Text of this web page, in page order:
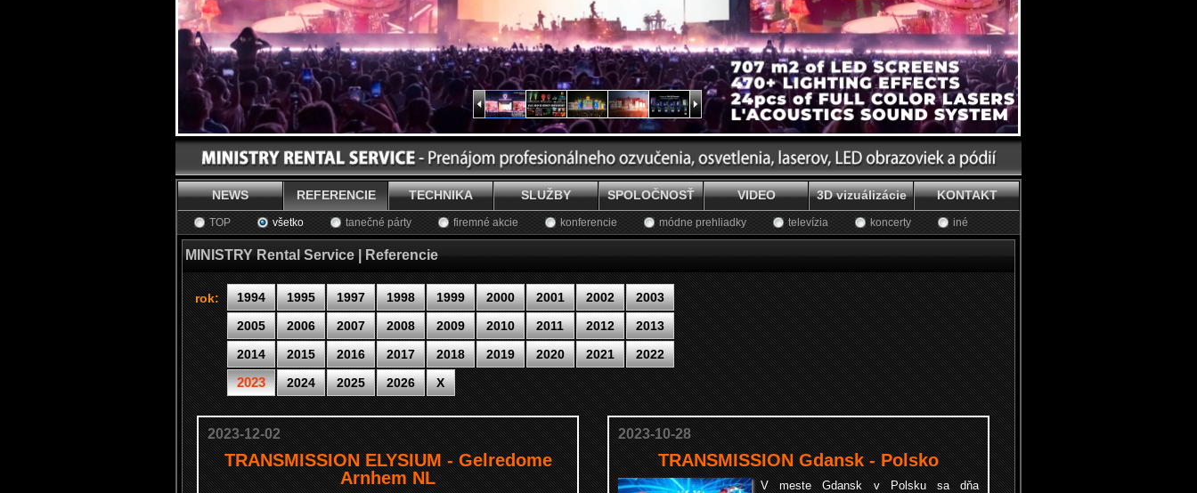
NEWS REFERENCIE TECHNIKA SLUŽBY SPOLOČNOSŤ VIDEO 3D vizuálizácie KONTAKT
TOP všetko tanečné párty firemné akcie konferencie módne prehliadky televízia koncerty iné
MINISTRY Rental Service | Referencie
rok: 1994 1995 1997 1998 1999 2000 2001 2002
2003
2005
2006 2007 2008 2009 2010 2011 2012
2013
2014
2015 2016 2017 2018 2019 2020 2021 2022
2023 2024 2025 2026 X
2023-12-02
TRANSMISSION ELYSIUM - Gelredome
Arnhem NL
2023-10-28
TRANSMISSION Gdansk - Polsko
V meste Gdansk v Polsku sa dňa